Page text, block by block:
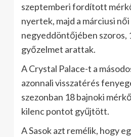
szeptemberi fordított
nyertek, majd a márciusi
negyeddöntőjében szoros,
győzelmet arattak.
A Crystal Palace-t a
azonnali visszatérés
szezonban 18 bajnoki
kilenc pontot gyűjtött.
A Sasok azt remélik, hogy